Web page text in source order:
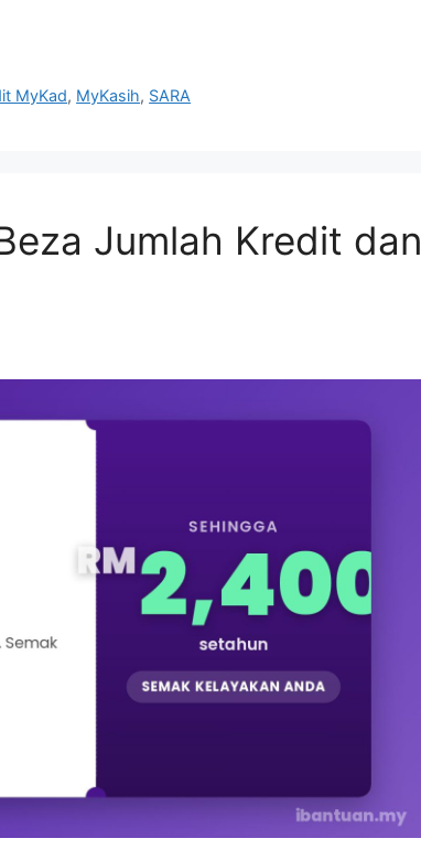
MyKad, MyKasih, SARA
Jumlah Kredit dan